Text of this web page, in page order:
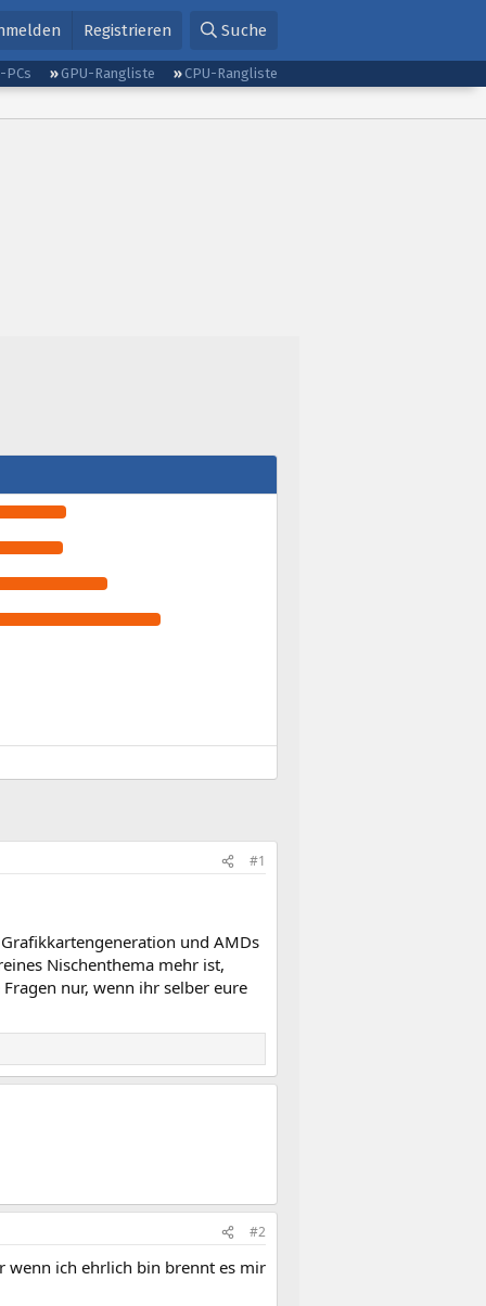
Registrieren Suche
PCs GPU-Rangliste
CPU-Rangliste
#1
und AMDs
Nischenthema mehr ist,
nur, wenn ihr selber eure
#2
wenn ich ehrlich bin brennt es mir